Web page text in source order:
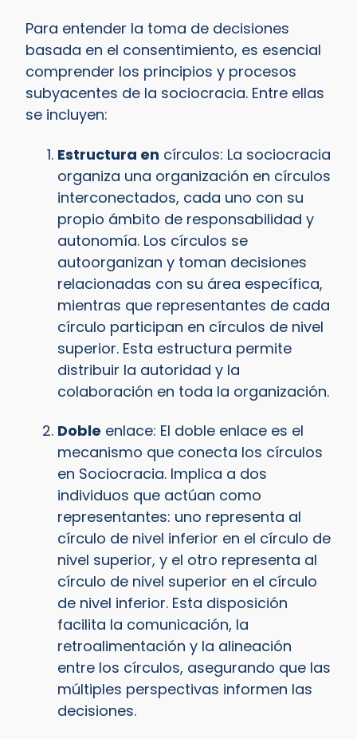
Para entender la toma de decisiones
basada en el consentimiento, es esencial
comprender los principios y procesos
subyacentes de la sociocracia. Entre ellas
se incluyen:
Estructura en círculos: La sociocracia
organiza una organización en círculos
interconectados, cada uno con su
propio ámbito de responsabilidad y
autonomía. Los círculos se
autoorganizan y toman decisiones
relacionadas con su área específica,
mientras que representantes de cada
círculo participan en círculos de nivel
superior. Esta estructura permite
distribuir la autoridad y la
colaboración en toda la organización.
Doble enlace: El doble enlace es el
mecanismo que conecta los círculos
en Sociocracia. Implica a dos
individuos que actúan como
representantes: uno representa al
círculo de nivel inferior en el círculo de
nivel superior, y el otro representa al
círculo de nivel superior en el círculo
de nivel inferior. Esta disposición
facilita la comunicación, la
retroalimentación y la alineación
entre los círculos, asegurando que las
múltiples perspectivas informen las
decisiones.